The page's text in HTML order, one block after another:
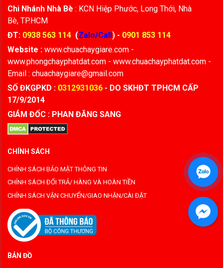
Chi Nhánh Nhà Bè : KCN Hiệp Phước, Long Thới, Nhà
Bè, TP.HCM
ĐT: 0938 563 114 (Zalo/Call ) - 0901 853 114
Website : www.chuachaygiare.com -
www.phongchayphatdat.com - www.chuachayphatdat.com -
Email : chuachaygiare@gmail.com
SỐ ĐKGPKD : 0312931036 - DO SKHĐT TPHCM CẤP
17/9/2014
GIÁM ĐỐC : PHAN ĐĂNG SANG
CHÍNH SÁCH
CHÍNH SÁCH BẢO MẬT THÔNG TIN
CHÍNH SÁCH ĐỔI TRẢ/ HÀNG VÀ HOÀN TIỀN
CHÍNH SÁCH VẬN CHUYỂN/GIAO NHẬN/CÀI ĐẶT
BẢN ĐỒ